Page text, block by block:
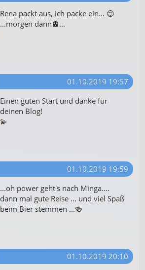
Rena packt aus, ich packe ein... 😊
...morgen dann🚊...
01.10.2019 19:57
Einen guten Start und danke für
deinen Blog!
💫
01.10.2019 19:59
...oh power geht's nach Minga....
dann mal gute Reise ... und viel Spaß
beim Bier stemmen ...🍻
01.10.2019 20:10